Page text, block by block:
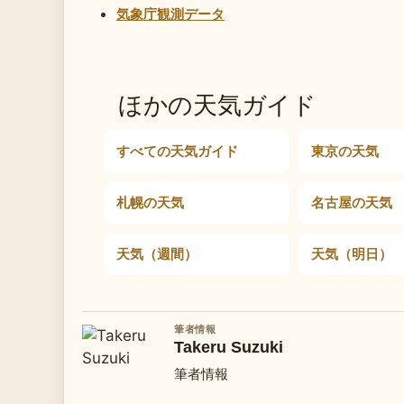
気象庁観測データ
ほかの天気ガイド
すべての天気ガイド 東京の天気
札幌の天気 名古屋の天気
天気（週間） 天気（明日）
筆者情報
Takeru Suzuki
筆者情報